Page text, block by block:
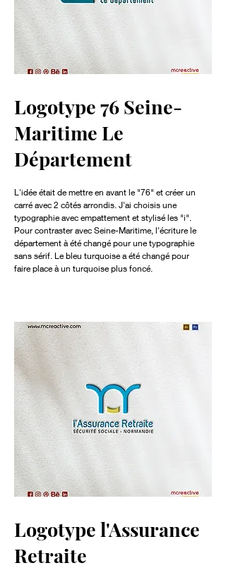
Logotype 76 Seine-
Maritime Le
Département
L'idée était de mettre en avant le "76" et créer un
carré avec 2 côtés arrondis. J'ai choisis une
typographie avec empattement et stylisé les "i".
Pour contraster avec Seine-Maritime, l'écriture le
département à été changé pour une typographie
sans sérif. Le bleu turquoise a été changé pour
faire place à un turquoise plus foncé.
Logotype l'Assurance
Retraite